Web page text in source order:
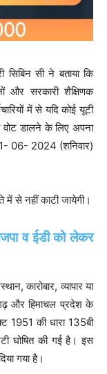
सिबिन सी ने बताया कि
और सरकारी शैक्षिणक
में से यदि कोई यूटी
वोट डालने के लिए अपना
06- 2024 (शनिवार)
में से नहीं काटी जायेगी।
व ईडी को लेकर
कारोबार, व्यापार या
और हिमाचल प्रदेश के
1951 की धारा 135बी
घोषित की गई है। इस
गया है।